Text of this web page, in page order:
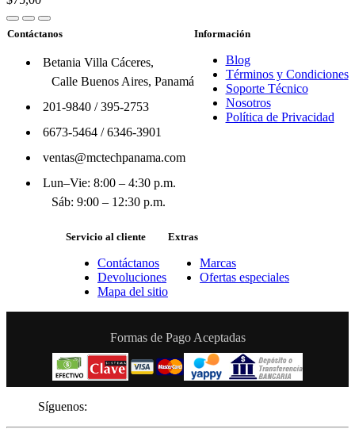
Contáctanos
Betania Villa Cáceres,
Calle Buenos Aires, Panamá
201-9840/395-2753
6673-5464/6346-3901
ventas@mctechpanama.com
Lun–Vie: 8:00 – 4:30 p.m.
Sáb: 9:00 – 12:30 p.m.
Información
Blog
Términos y Condiciones
Soporte Técnico
Nosotros
Política de Privacidad
Servicio al cliente
Contáctanos
Devoluciones
Mapa del sitio
Extras
Marcas
Ofertas especiales
Formas de Pago Aceptadas
Síguenos: